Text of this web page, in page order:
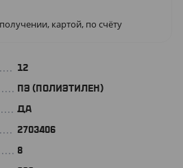
картой, по счёту
12
ПЭ (ПОЛИЭТИЛЕН)
ДА
2703406
8